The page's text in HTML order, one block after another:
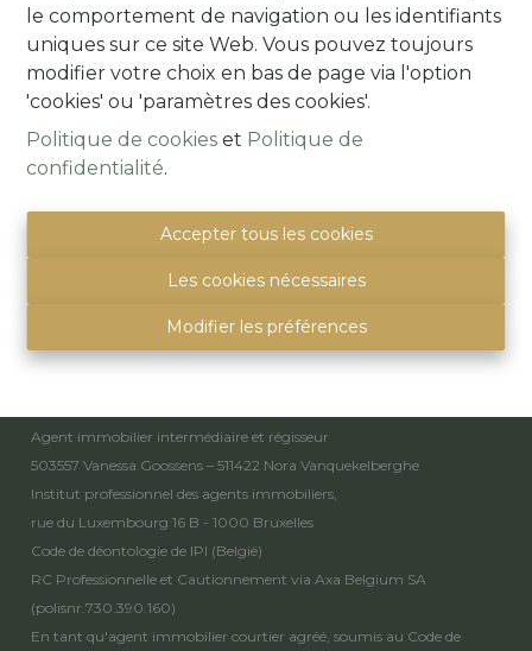
le comportement de navigation ou les identifiants
uniques sur ce site Web. Vous pouvez toujours
modifier votre choix en bas de page via l'option
'cookies' ou 'paramètres des cookies'.
Politique de cookies et Politique de
confidentialité.
Accepter tous les cookies
Les cookies nécessaires
Modifier les préférences
Alsembergsesteenweg 259
info@immoquartier.be
Privacy statement
Agent immobilier intermédiaire et régisseur
503557 Vanessa Goossens – 511422 Nora Vanquekelberghe
Institut professionnel des agents immobiliers,
rue du Luxembourg 16 B - 1000 Bruxelles
Code de déontologie de IPI (België)
RC Professionnelle et Cautionnement via Axa Belgium SA
(polisnr.730.390.160)
En tant qu'agent immobilier courtier agréé, soumis au Code de